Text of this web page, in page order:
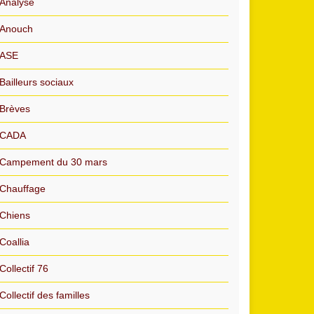
Anouch
ASE
Bailleurs sociaux
Brèves
CADA
Campement du 30 mars
Chauffage
Chiens
Coallia
Collectif 76
Collectif des familles